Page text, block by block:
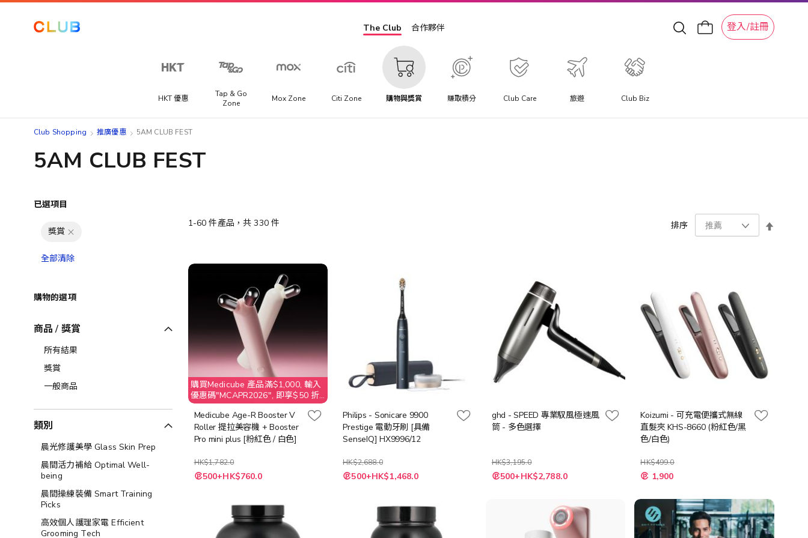
The Club 合作夥伴 登入/註冊
HKT 優惠
Tap & Go
Zone
Mox Zone Citi Zone 購物與獎賞 賺取積分 Club Care 旅遊 Club Biz
Club Shopping 推廣優惠 5AM CLUB FEST
5AM CLUB FEST
1-60 件產品，共330件 排序
購買Medicube 產品滿$1,000, 輸入
優惠碼"MCAPR2026", 即享$50 折
扣
Medicube Age-R Booster V
Roller 提拉美容機 + Booster
Pro mini plus [粉紅色 / 白色]
HK$1,782.0
500+HK$760.0
Philips - Sonicare 9900
Prestige 電動牙刷 [具備
SenseIQ] HX9996/12
HK$2,688.0
特
殊 500+HK$1,468.0
ghd - SPEED 專業馭風極速風
筒 - 多色選擇
HK$3,195.0
500+HK$2,788.0
Koizumi - 可充電便攜式無線
直髮夾 KHS-8660 (粉紅色/黑
色/白色)
HK$499.0
1,900
已選項目
獎賞
全部清除
購物的選項
商品 / 獎賞
所有結果
獎賞
一般商品
類別
晨光修護美學 Glass Skin Prep
晨間活力補給 Optimal Well-
being
晨間操練裝備 Smart Training
Picks
高效個人護理家電 Efficient
Grooming Tech